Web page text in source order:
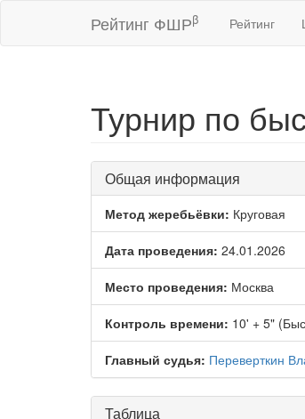
Рейтинг ФШРβ Рейтинг
Турнир по
Общая информация
Метод жеребьёвки: Круговая
Дата проведения: 24.01.2026
Место проведения: Москва
Контроль времени: 10' + 5"
Главный судья: Переверткин
Таблица